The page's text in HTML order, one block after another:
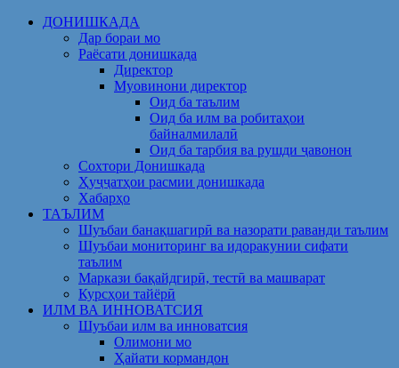
Skip
ДОНИШКАДА
Дар бораи мо
Раёсати донишкада
Директор
Муовинони директор
Оид ба таълим
Оид ба илм ва робитаҳои
байналмилалӣ
Оид ба тарбия ва рушди ҷавонон
Сохтори Донишкада
Ҳуҷҷатҳои расмии донишкада
Хабарҳо
ТАЪЛИМ
Шуъбаи банақшагирӣ ва назорати раванди таълим
Шуъбаи мониторинг ва идоракунии сифати
таълим
Маркази бақайдгирӣ, тестӣ ва машварат
Курсҳои тайёрӣ
ИЛМ ВА ИННОВАТСИЯ
Шуъбаи илм ва инноватсия
Олимони мо
Ҳайати кормандон